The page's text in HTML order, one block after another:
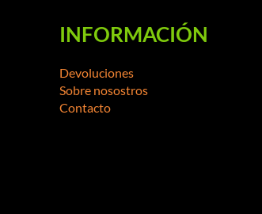
INFORMACIÓN
Devoluciones
Sobre nosostros
Contacto